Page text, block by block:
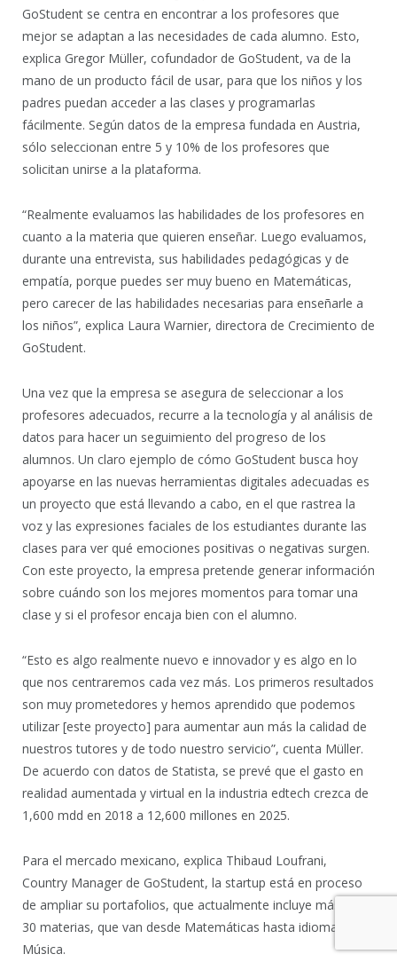
GoStudent se centra en encontrar a los profesores que
mejor se adaptan a las necesidades de cada alumno. Esto,
explica Gregor Müller, cofundador de GoStudent, va de la
mano de un producto fácil de usar, para que los niños y los
padres puedan acceder a las clases y programarlas
fácilmente. Según datos de la empresa fundada en Austria,
sólo seleccionan entre 5 y 10% de los profesores que
solicitan unirse a la plataforma.
“Realmente evaluamos las habilidades de los profesores en
cuanto a la materia que quieren enseñar. Luego evaluamos,
durante una entrevista, sus habilidades pedagógicas y de
empatía, porque puedes ser muy bueno en Matemáticas,
pero carecer de las habilidades necesarias para enseñarle a
los niños”, explica Laura Warnier, directora de Crecimiento de
GoStudent.
Una vez que la empresa se asegura de seleccionar a los
profesores adecuados, recurre a la tecnología y al análisis de
datos para hacer un seguimiento del progreso de los
alumnos. Un claro ejemplo de cómo GoStudent busca hoy
apoyarse en las nuevas herramientas digitales adecuadas es
un proyecto que está llevando a cabo, en el que rastrea la
voz y las expresiones faciales de los estudiantes durante las
clases para ver qué emociones positivas o negativas surgen.
Con este proyecto, la empresa pretende generar información
sobre cuándo son los mejores momentos para tomar una
clase y si el profesor encaja bien con el alumno.
“Esto es algo realmente nuevo e innovador y es algo en lo
que nos centraremos cada vez más. Los primeros resultados
son muy prometedores y hemos aprendido que podemos
utilizar [este proyecto] para aumentar aun más la calidad de
nuestros tutores y de todo nuestro servicio”, cuenta Müller.
De acuerdo con datos de Statista, se prevé que el gasto en
realidad aumentada y virtual en la industria edtech crezca de
1,600 mdd en 2018 a 12,600 millones en 2025.
Para el mercado mexicano, explica Thibaud Loufrani,
Country Manager de GoStudent, la startup está en proceso
de ampliar su portafolios, que actualmente incluye más de
30 materias, que van desde Matemáticas hasta idiomas y
Música.